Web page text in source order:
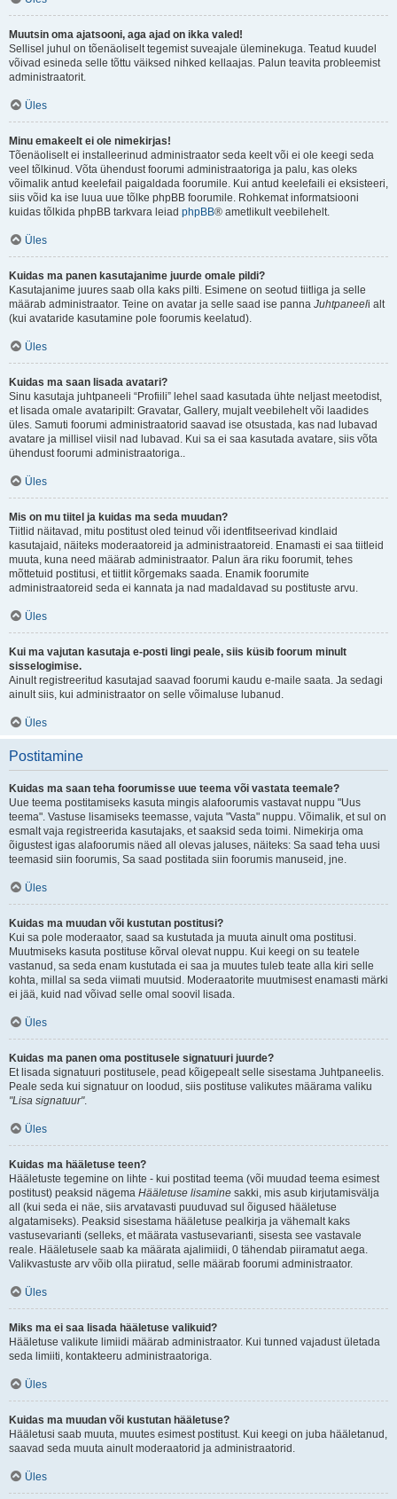
Muutsin oma ajatsooni, aga ajad on ikka valed!
Sellisel juhul on tõenäoliselt tegemist suveajale üleminekuga. Teatud kuudel
võivad esineda selle tõttu väiksed nihked kellaajas. Palun teavita probleemist
administraatorit.
Üles
Minu emakeelt ei ole nimekirjas!
Tõenäoliselt ei installeerinud administraator seda keelt või ei ole keegi seda
veel tõlkinud. Võta ühendust foorumi administraatoriga ja palu, kas oleks
võimalik antud keelefail paigaldada foorumile. Kui antud keelefaili ei eksisteeri,
siis võid ka ise luua uue tõlke phpBB foorumile. Rohkemat informatsiooni
kuidas tõlkida phpBB tarkvara leiad phpBB® ametlikult veebilehelt.
Üles
Kuidas ma panen kasutajanime juurde omale pildi?
Kasutajanime juures saab olla kaks pilti. Esimene on seotud tiitliga ja selle
määrab administraator. Teine on avatar ja selle saad ise panna Juhtpaneeli alt
(kui avataride kasutamine pole foorumis keelatud).
Üles
Kuidas ma saan lisada avatari?
Sinu kasutaja juhtpaneeli “Profiili” lehel saad kasutada ühte neljast meetodist,
et lisada omale avataripilt: Gravatar, Gallery, mujalt veebilehelt või laadides
üles. Samuti foorumi administraatorid saavad ise otsustada, kas nad lubavad
avatare ja millisel viisil nad lubavad. Kui sa ei saa kasutada avatare, siis võta
ühendust foorumi administraatoriga..
Üles
Mis on mu tiitel ja kuidas ma seda muudan?
Tiitlid näitavad, mitu postitust oled teinud või identfitseerivad kindlaid
kasutajaid, näiteks moderaatoreid ja administraatoreid. Enamasti ei saa tiitleid
muuta, kuna need määrab administraator. Palun ära riku foorumit, tehes
mõttetuid postitusi, et tiitlit kõrgemaks saada. Enamik foorumite
administraatoreid seda ei kannata ja nad madaldavad su postituste arvu.
Üles
Kui ma vajutan kasutaja e-posti lingi peale, siis küsib foorum minult
sisselogimise.
Ainult registreeritud kasutajad saavad foorumi kaudu e-maile saata. Ja sedagi
ainult siis, kui administraator on selle võimaluse lubanud.
Üles
Postitamine
Kuidas ma saan teha foorumisse uue teema või vastata teemale?
Uue teema postitamiseks kasuta mingis alafoorumis vastavat nuppu "Uus
teema". Vastuse lisamiseks teemasse, vajuta "Vasta" nuppu. Võimalik, et sul on
esmalt vaja registreerida kasutajaks, et saaksid seda toimi. Nimekirja oma
õigustest igas alafoorumis näed all olevas jaluses, näiteks: Sa saad teha uusi
teemasid siin foorumis, Sa saad postitada siin foorumis manuseid, jne.
Üles
Kuidas ma muudan või kustutan postitusi?
Kui sa pole moderaator, saad sa kustutada ja muuta ainult oma postitusi.
Muutmiseks kasuta postituse kõrval olevat nuppu. Kui keegi on su teatele
vastanud, sa seda enam kustutada ei saa ja muutes tuleb teate alla kiri selle
kohta, millal sa seda viimati muutsid. Moderaatorite muutmisest enamasti märki
ei jää, kuid nad võivad selle omal soovil lisada.
Üles
Kuidas ma panen oma postitusele signatuuri juurde?
Et lisada signatuuri postitusele, pead kõigepealt selle sisestama Juhtpaneelis.
Peale seda kui signatuur on loodud, siis postituse valikutes määrama valiku
"Lisa signatuur".
Üles
Kuidas ma hääletuse teen?
Hääletuste tegemine on lihte - kui postitad teema (või muudad teema esimest
postitust) peaksid nägema Hääletuse lisamine sakki, mis asub kirjutamisvälja
all (kui seda ei näe, siis arvatavasti puuduvad sul õigused hääletuse
algatamiseks). Peaksid sisestama hääletuse pealkirja ja vähemalt kaks
vastusevarianti (selleks, et määrata vastusevarianti, sisesta see vastavale
reale. Hääletusele saab ka määrata ajalimiidi, 0 tähendab piiramatut aega.
Valikvastuste arv võib olla piiratud, selle määrab foorumi administraator.
Üles
Miks ma ei saa lisada hääletuse valikuid?
Hääletuse valikute limiidi määrab administraator. Kui tunned vajadust ületada
seda limiiti, kontakteeru administraatoriga.
Üles
Kuidas ma muudan või kustutan hääletuse?
Hääletusi saab muuta, muutes esimest postitust. Kui keegi on juba hääletanud,
saavad seda muuta ainult moderaatorid ja administraatorid.
Üles